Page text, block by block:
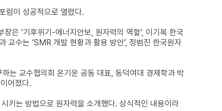
럼이 성공적으로 열렸다.
은 ‘기후위기-에너지안보, 원자력의 역할’, 이기복 한국
교수는 ‘SMR 개발 현황과 활용 방안’, 정범진 한국원자
는 교수협의회 온기운 공동 대표, 동덕여대 경제학과 박
어졌다.
키는 방법으로 원자력을 소개했다. 상식적인 내용이라